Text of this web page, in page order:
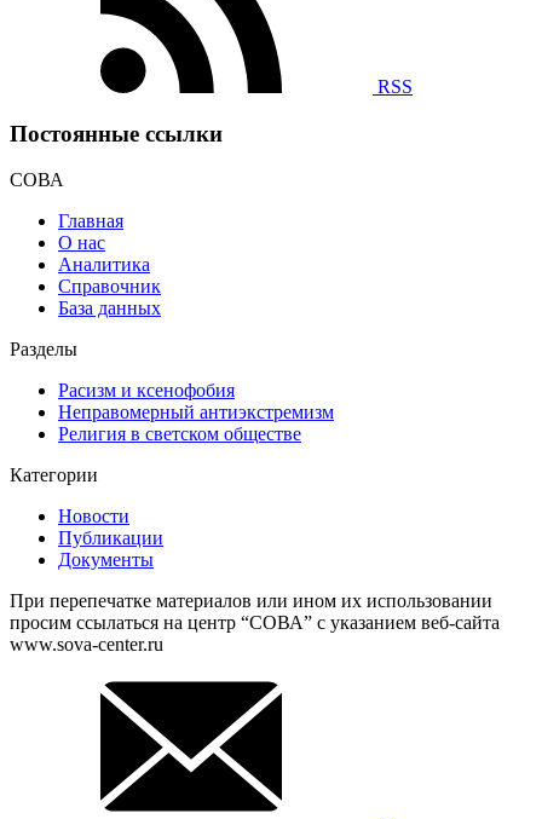
RSS
Постоянные ссылки
СОВА
Главная
О нас
Аналитика
Справочник
База данных
Разделы
Расизм и ксенофобия
Неправомерный антиэкстремизм
Религия в светском обществе
Категории
Новости
Публикации
Документы
При перепечатке материалов или ином их использовании
просим ссылаться на центр “СОВА” с указанием веб-сайта
www.sova-center.ru